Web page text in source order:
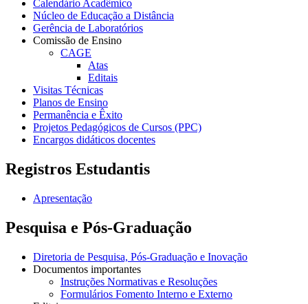
Calendário Acadêmico
Núcleo de Educação a Distância
Gerência de Laboratórios
Comissão de Ensino
CAGE
Atas
Editais
Visitas Técnicas
Planos de Ensino
Permanência e Êxito
Projetos Pedagógicos de Cursos (PPC)
Encargos didáticos docentes
Registros Estudantis
Apresentação
Pesquisa e Pós-Graduação
Diretoria de Pesquisa, Pós-Graduação e Inovação
Documentos importantes
Instruções Normativas e Resoluções
Formulários Fomento Interno e Externo